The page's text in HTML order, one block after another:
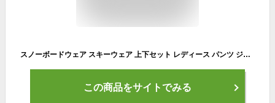
スノーボードウェア スキーウェア 上下セット レディース パンツ ジャケット ボード ウェア スノボ ウェア ウェア スノー ウェア ウエア おしゃれ かわいい 上 下 スノーボード スキー アウトドア 保温 中綿 撥水 防風 防寒 着 耐水 ISET-510 【LDY】
この商品をサイトでみる